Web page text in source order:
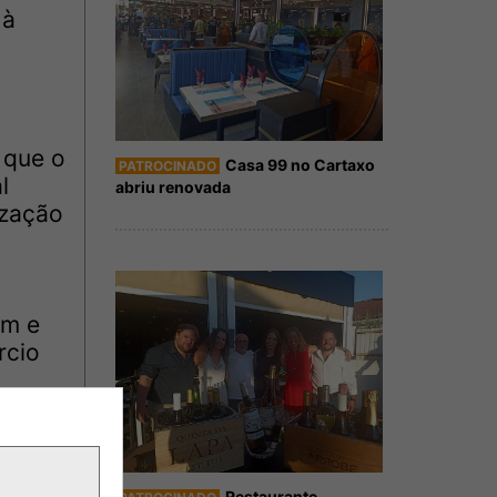
o
e
PATROCINADO Casa 99 no Cartaxo
abriu renovada